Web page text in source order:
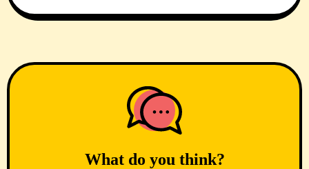
What do you think?